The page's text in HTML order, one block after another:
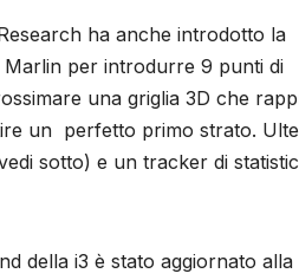
ha anche introdotto la
per introdurre 9 punti di
una griglia 3D che
un perfetto primo strato.
sotto) e un tracker di
della i3 è stato aggiornato alla